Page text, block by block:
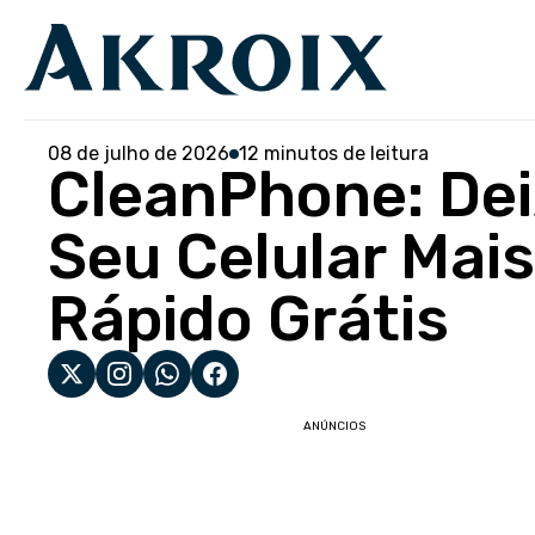
08 de julho de 2026 12 minutos de leitura
CleanPhone:
Seu Celular Mais
Rápido Grátis
ANÚNCIOS